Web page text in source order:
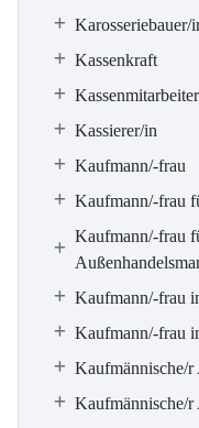
Karosseriebauer/
Kassenkraft
Kassierer/in
Kaufmann/-frau
Kaufmann/-frau
Kaufmann/-frau
Kaufmann/-frau
Kaufmann/-frau
Kaufmännische/r
Kaufmännische/r